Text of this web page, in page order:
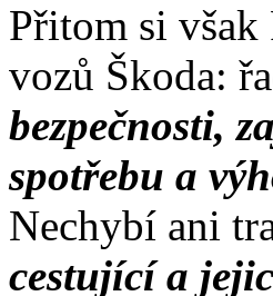
Přitom si však
vozů Škoda:
bezpečnosti,
spotřebu a
Nechybí ani
cestující a